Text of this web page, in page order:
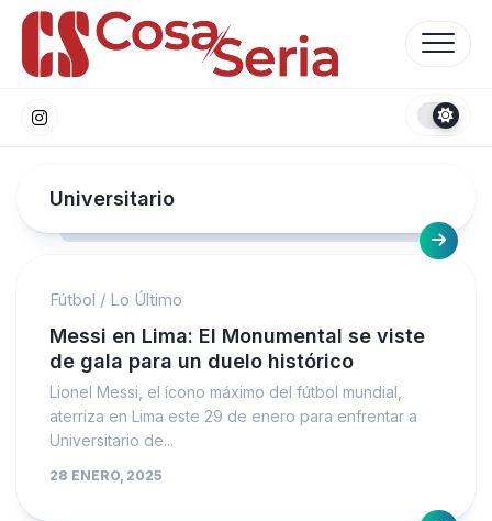
Skip
content
Universitario
Fútbol / Lo Último
Messi en Lima: El Monumental se viste
de gala para un duelo histórico
Lionel Messi, el ícono máximo del fútbol mundial,
aterriza en Lima este 29 de enero para enfrentar a
Universitario de...
28 ENERO, 2025